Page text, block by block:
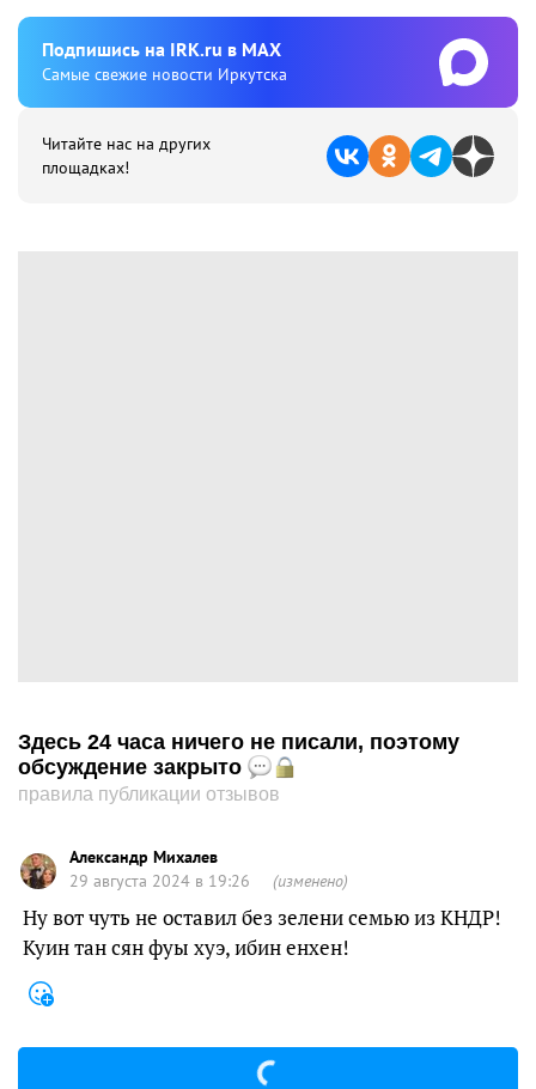
Подпишиcь на IRK.ru в MAX
Cамые свежие новости Иркутска
Читайте нас на других
площадках!
Здесь 24 часа ничего не писали, поэтому
обсуждение закрыто
правила публикации отзывов
Александр Михалев
29 августа 2024 в 19:26
(изменено)
Ну вот чуть не оставил без зелени семью из КНДР!
Куин тан сян фуы хуэ, ибин енхен!